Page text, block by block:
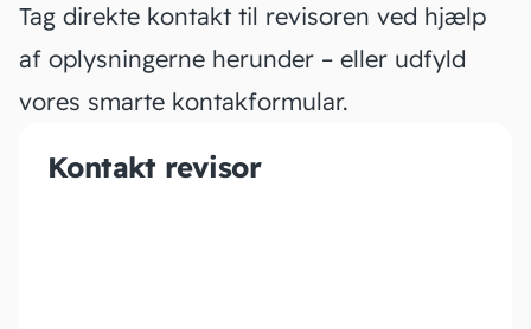
Tag direkte kontakt til revisoren ved hjælp
af oplysningerne herunder – eller udfyld
vores smarte kontakformular.
Kontakt revisor